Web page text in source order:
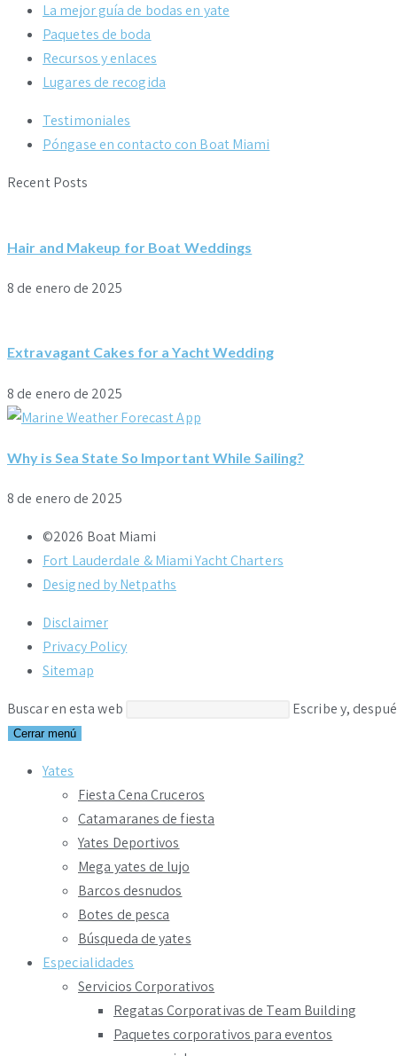
La mejor guía de bodas en yate
Paquetes de boda
Recursos y enlaces
Lugares de recogida
Testimoniales
Póngase en contacto con Boat Miami
Recent Posts
Hair and Makeup for Boat Weddings
8 de enero de 2025
Extravagant Cakes for a Yacht Wedding
8 de enero de 2025
Why is Sea State So Important While Sailing?
8 de enero de 2025
©2026 Boat Miami
Fort Lauderdale & Miami Yacht Charters
Designed by Netpaths
Disclaimer
Privacy Policy
Sitemap
Buscar en esta web Escribe y,
Cerrar menú
Yates
Fiesta Cena Cruceros
Catamaranes de fiesta
Yates Deportivos
Mega yates de lujo
Barcos desnudos
Botes de pesca
Búsqueda de yates
Especialidades
Servicios Corporativos
Regatas Corporativas de Team Building
Paquetes corporativos para eventos